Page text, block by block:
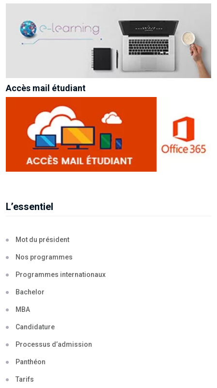
Accès mail étudiant
L’essentiel
Mot du président
Nos programmes
Programmes internationaux
Bachelor
MBA
Candidature
Processus d’admission
Panthéon
Tarifs